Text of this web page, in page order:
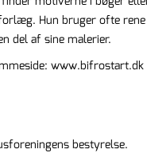
Hun bruger ofte rene
del af sine malerier.
www.bifrostart.dk
bestyrelse.